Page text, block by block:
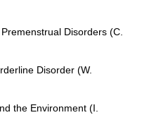
Disorders (C.
Disorder (W.
the Environment (I.